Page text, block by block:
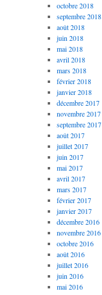
octobre 2018
septembre 2018
août 2018
juin 2018
mai 2018
avril 2018
mars 2018
février 2018
janvier 2018
décembre 2017
novembre 2017
septembre 2017
août 2017
juillet 2017
juin 2017
mai 2017
avril 2017
mars 2017
février 2017
janvier 2017
décembre 2016
novembre 2016
octobre 2016
août 2016
juillet 2016
juin 2016
mai 2016